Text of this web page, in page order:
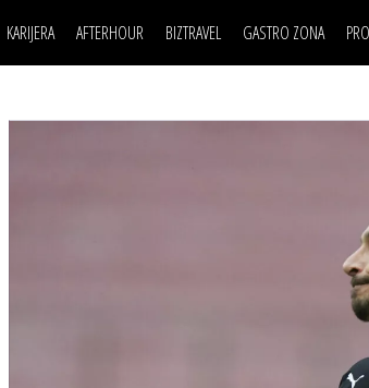
KARIJERA AFTERHOUR BIZTRAVEL GASTRO ZONA
POSAO
MOJ UGAO
FILM I SCENA
AUTO SVET